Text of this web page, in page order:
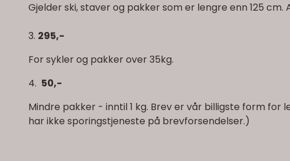
Gjelder ski, staver og pakker som er lengre enn 125
3. 295,-
For sykler og pakker over 35kg.
4. 50,-
Mindre pakker - inntil 1 kg. Brev er vår billigste form for
har ikke sporingstjeneste på brevforsendelser.)